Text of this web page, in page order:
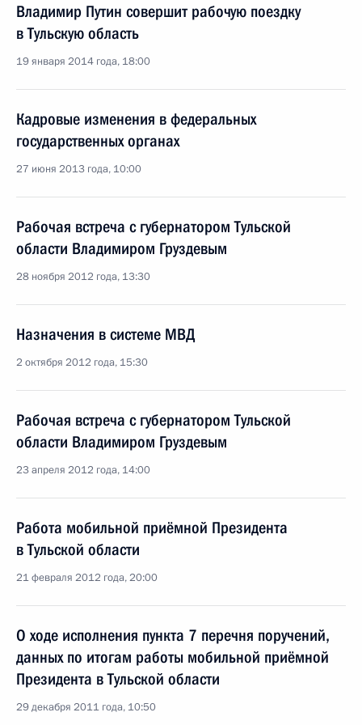
Владимир Путин совершит рабочую поездку
в Тульскую область
19 января 2014 года, 18:00
Кадровые изменения в федеральных
государственных органах
27 июня 2013 года, 10:00
Рабочая встреча с губернатором Тульской
области Владимиром Груздевым
28 ноября 2012 года, 13:30
Назначения в системе МВД
2 октября 2012 года, 15:30
Рабочая встреча с губернатором Тульской
области Владимиром Груздевым
23 апреля 2012 года, 14:00
Работа мобильной приёмной Президента
в Тульской области
21 февраля 2012 года, 20:00
О ходе исполнения пункта 7 перечня поручений,
данных по итогам работы мобильной приёмной
Президента в Тульской области
29 декабря 2011 года, 10:50